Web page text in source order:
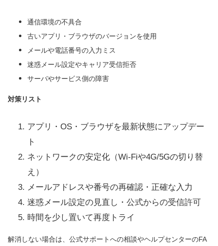
通信環境の不具合
古いアプリ・ブラウザのバージョンを使用
メールや電話番号の入力ミス
迷惑メール設定やキャリア受信拒否
サーバやサービス側の障害
対策リスト
アプリ・OS・ブラウザを最新状態にアップデー
ト
ネットワークの安定化（Wi-Fiや4G/5Gの切り替
え）
メールアドレスや番号の再確認・正確な入力
迷惑メール設定の見直し・公式からの受信許可
時間を少し置いて再度トライ
解消しない場合は、公式サポートへの相談やヘルプセンターのFA